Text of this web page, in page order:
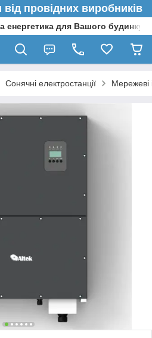
провідних виробників
енергетика для Вашого будинку»
Сонячні електростанції Мережеві